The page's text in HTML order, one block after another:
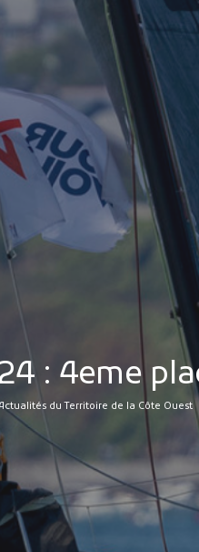
: 4eme
du Territoire de la Côte Ouest